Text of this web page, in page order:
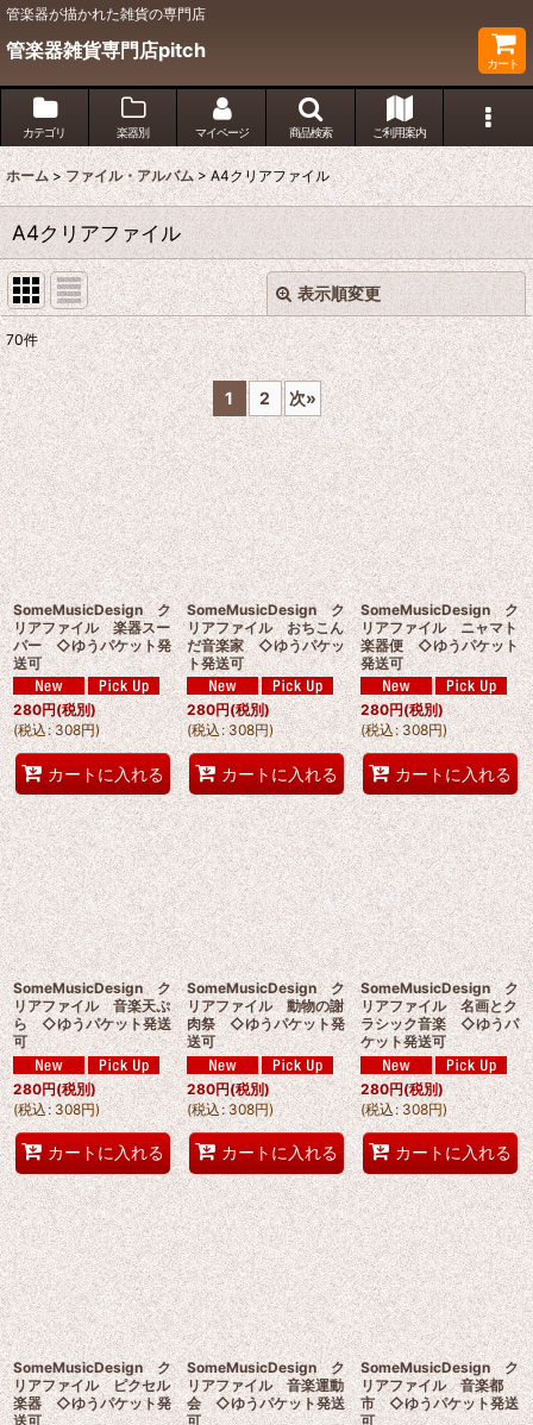
管楽器が描かれた雑貨の専門店
管楽器雑貨専門店pitch
カート
カテゴリ 楽器別 マイページ 商品検索 ご利用案内
ホーム > ファイル・アルバム > A4クリアファイル
A4クリアファイル
表示順変更
表示数:
並び順:
絞り込む
閉じる
70件
1 2 次»
SomeMusicDesign ク
リアファイル 楽器スー
パー ◇ゆうパケット発
送可
280円(税別)
(税込: 308円)
カートに入れる
SomeMusicDesign ク
リアファイル おちこん
だ音楽家 ◇ゆうパケッ
ト発送可
280円(税別)
(税込: 308円)
カートに入れる
SomeMusicDesign ク
リアファイル ニャマト
楽器便 ◇ゆうパケット
発送可
280円(税別)
(税込: 308円)
カートに入れる
SomeMusicDesign ク
リアファイル 音楽天ぷ
ら ◇ゆうパケット発送
可
280円(税別)
(税込: 308円)
カートに入れる
SomeMusicDesign ク
リアファイル 動物の謝
肉祭 ◇ゆうパケット発
送可
280円(税別)
(税込: 308円)
カートに入れる
SomeMusicDesign ク
リアファイル 名画とク
ラシック音楽 ◇ゆうパ
ケット発送可
280円(税別)
(税込: 308円)
カートに入れる
SomeMusicDesign ク
リアファイル ピクセル
楽器 ◇ゆうパケット発
送可
SomeMusicDesign ク
リアファイル 音楽運動
会 ◇ゆうパケット発送
可
SomeMusicDesign ク
リアファイル 音楽都
市 ◇ゆうパケット発送
可